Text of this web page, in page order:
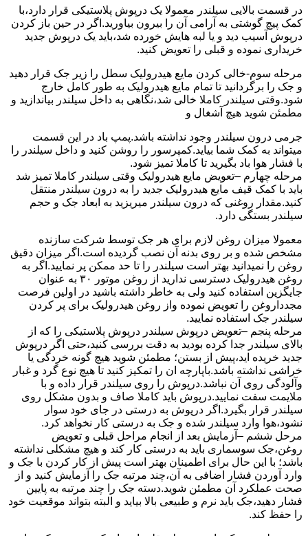
در قسمت بالایی سیلندر معمولا یک درپوش پلاستیکی قرار دارد،با
کمک پیچ گوشتی به آرامی آن را بیرون بیاورید.اگر در حین باز کردن
درپوش آسیب دید و یا لبه هایش خورده شد،باید یک درپوش جدید
خریداری نموده و قبلی را تعویض کنید.
مرحله سوم-خالی کردن مایع هیدرولیک سطل را زیر جک قرار دهید
و جک را برگردانید تا تمام مایع هیدرولیک به طور کامل خارج
شود.وقتی سیلندر کاملا خالی شد،نگاهی به داخل سیلندر بیاندازید و
مطمئن شوید هیچ آشغال و
جرمی درون سیلندر وجود نداشته باشد.پمپ باد در این قسمت
میتواند به کمک شما بیاید.کمپرسور را روشن کنید و داخل سیلندر را
با فشار هوا باد بگیرید تا کاملا تمیز شود.
مرحله چهارم –تعویض مایع هیدرولیک وقتی سیلندر کاملا تمیز شد
باید با کمک قیف مایع هیدرولیک جدید را به درون سیلندر منتقل
کنید.مقدار روغنی که درون سیلندر میریزید به ابعاد جک و حجم
سیلندر بستگی دارد.
معمولا میزان روغن لازم برای هر جک توسط شرکت سازنده
مشخص شده و بر روی بدنه آن نصب گردیده است.اگر میزان دقیق
روغن را نمیدانید بهتر است سیلندر را تا حد ممکن پر نمایید.اگر به
روغن هیدرولیک دسترسی ندارید از روغن موتور ۳۰ به عنوان
جایگزین استفاده کنید ولی به خاطر داشته باشید در اولین فرصت
مجدداروغن را تعویض نموده واز روغن هیدرولیک برای پر کردن
سیلندر جک استفاده نمایید.
مرحله پنجم –تعویض درپوش سیلندر درپوش پلاستیکی را که از
بالای سیلندر جدا کرده بودید به دقت بررسی کنید،حتی اگر درپوش
جدید خریده اید،پیش از بستن؛ مطمئن شوید هیچ گونه خردگی یا
خراشی نداشته باشد.باپارچه ان را تمکیز کنید تا هیچ نوع گرد و غبار
وآلودگی روی آن نباشد.درپوش را روی سیلندر قرار داده و با
ملایمت سفت نمایید.درپوش باید کاملا صاف و بدون مشکل روی
سیلندر قرار بگیرد.اگر درپوش به درستی در جای خود سوار
نشود،هوا وارد سیلندر شده و جک به درستی کار نخواهد کرد.
مرحل ششم –آزمایش بعد از انجام مراحل قبلی و تعویض
روغن،جک سوسماری باید به درستی کار کند و هیچ مشکلی نداشته
باشد؛ با این حال برای اطمینان بهتر است پیش از کار کردن با جک و
وارد آوردن فشار اضافی به آن،چند مرتبه جک را آزمایش کنید و از
صحت عملکرد آن مطمئن شوید.دسته جک را چند مرتبه به پایین
فشار دهید،جک باید نرم و طبیعی بالا بیاید و البته بتواند موقعیت خود
را حفظ کند.